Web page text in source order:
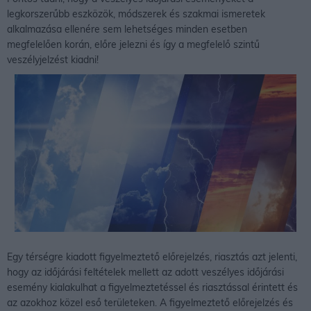
legkorszerűbb eszközök, módszerek és szakmai ismeretek
alkalmazása ellenére sem lehetséges minden esetben
megfelelően korán, előre jelezni és így a megfelelő szintű
veszélyjelzést kiadni!
Egy térségre kiadott figyelmeztető előrejelzés, riasztás azt jelenti,
hogy az időjárási feltételek mellett az adott veszélyes időjárási
esemény kialakulhat a figyelmeztetéssel és riasztással érintett és
az azokhoz közel eső területeken. A figyelmeztető előrejelzés és